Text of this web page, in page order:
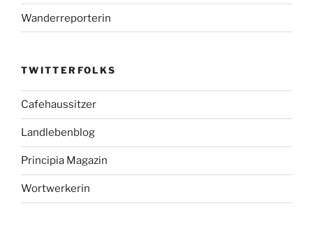
Wanderreporterin
TWITTERFOLKS
Cafehaussitzer
Landlebenblog
Principia Magazin
Wortwerkerin